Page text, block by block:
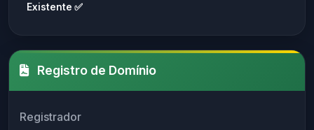
Existente ✅
Registro de Domínio
Registrador